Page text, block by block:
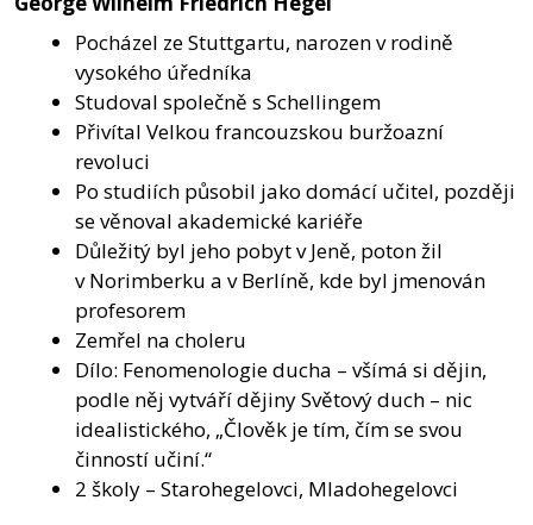
Pocházel ze Stuttgartu, narozen v rodině
vysokého úředníka
Studoval společně s Schellingem
Přivítal Velkou francouzskou buržoazní
revoluci
Po studiích působil jako domácí učitel, později
se věnoval akademické kariéře
Důležitý byl jeho pobyt v Jeně, poton žil
v Norimberku a v Berlíně, kde byl jmenován
profesorem
Zemřel na choleru
Dílo: Fenomenologie ducha – všímá si dějin,
podle něj vytváří dějiny Světový duch – nic
idealistického, „Člověk je tím, čím se svou
činností učiní.“
2 školy – Starohegelovci, Mladohegelovci